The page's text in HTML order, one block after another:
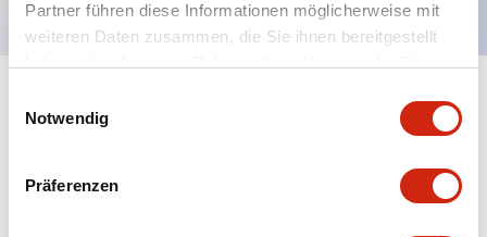
Partner führen diese Informationen möglicherweise mit
weiteren Daten zusammen, die Sie ihnen bereitgestellt
Notwendig
Präferenzen
Spezifikationen Alle erweitern+